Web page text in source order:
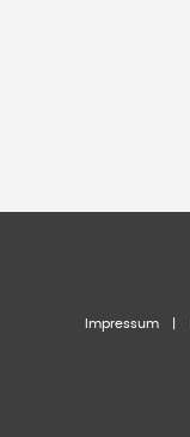
Impressum